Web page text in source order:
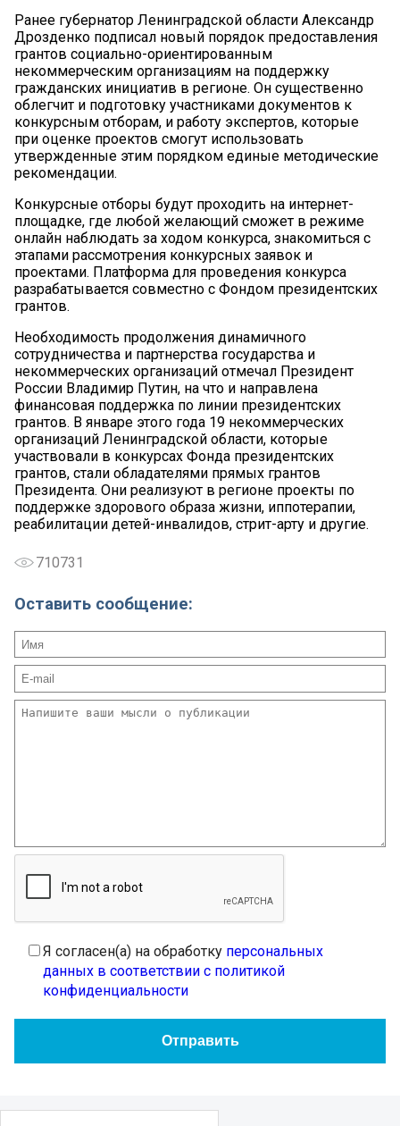
Ранее губернатор Ленинградской области Александр
Дрозденко подписал новый порядок предоставления
грантов социально-ориентированным
некоммерческим организациям на поддержку
гражданских инициатив в регионе. Он существенно
облегчит и подготовку участниками документов к
конкурсным отборам, и работу экспертов, которые
при оценке проектов смогут использовать
утвержденные этим порядком единые методические
рекомендации.
Конкурсные отборы будут проходить на интернет-
площадке, где любой желающий сможет в режиме
онлайн наблюдать за ходом конкурса, знакомиться с
этапами рассмотрения конкурсных заявок и
проектами. Платформа для проведения конкурса
разрабатывается совместно с Фондом президентских
грантов.
Необходимость продолжения динамичного
сотрудничества и партнерства государства и
некоммерческих организаций отмечал Президент
России Владимир Путин, на что и направлена
финансовая поддержка по линии президентских
грантов. В январе этого года 19 некоммерческих
организаций Ленинградской области, которые
участвовали в конкурсах Фонда президентских
грантов, стали обладателями прямых грантов
Президента. Они реализуют в регионе проекты по
поддержке здорового образа жизни, иппотерапии,
реабилитации детей-инвалидов, стрит-арту и другие.
710731
Оставить сообщение:
Я согласен(а) на обработку персональных
данных в соответствии с политикой
конфиденциальности